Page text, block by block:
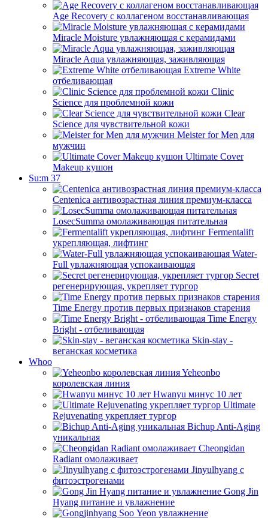
Age Recovery с коллагеном восстанавливающая
Miracle Moisture увлажняющая с керамидами
Miracle Aqua увлажняющая, заживляющая
Extreme White
отбеливающая
Clinic
Science для проблемной кожи
Clear
Science для чувствительной кожи
Meister for Men для
мужчин
Ultimate Cover
Makeup кушон
Su:m 37
Centenica антивозрастная линия премиум-класса
LosecSumma омолаживающая питательная
Fermentalift
укрепляющая, лифтинг
Water-
Full увлажняющая успокаивающая
Secret
регенерирующая, укрепляет тургор
Time Energy против первых признаков старения
Time Energy
Bright - отбеливающая
Skin-stay -
веганская косметика
Whoo
Yeheonbo
королевская линия
Hwanyu минус 10 лет
Ultimate
Rejuvenating укрепляет тургор
Bichup Anti-Aging
уникальная
Cheongidan
Radiant омолаживает
Jinyulhyang с
фитоэстрогенами
Gong Jin
Hyang питание и увлажнение